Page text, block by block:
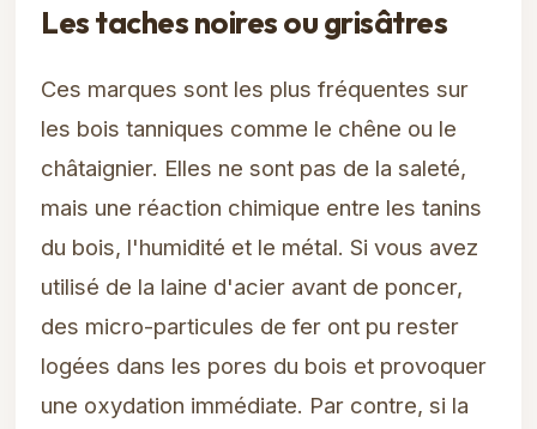
Les taches noires ou grisâtres
Ces marques sont les plus fréquentes sur
les bois tanniques comme le chêne ou le
châtaignier. Elles ne sont pas de la saleté,
mais une réaction chimique entre les tanins
du bois, l'humidité et le métal. Si vous avez
utilisé de la laine d'acier avant de poncer,
des micro-particules de fer ont pu rester
logées dans les pores du bois et provoquer
une oxydation immédiate. Par contre, si la